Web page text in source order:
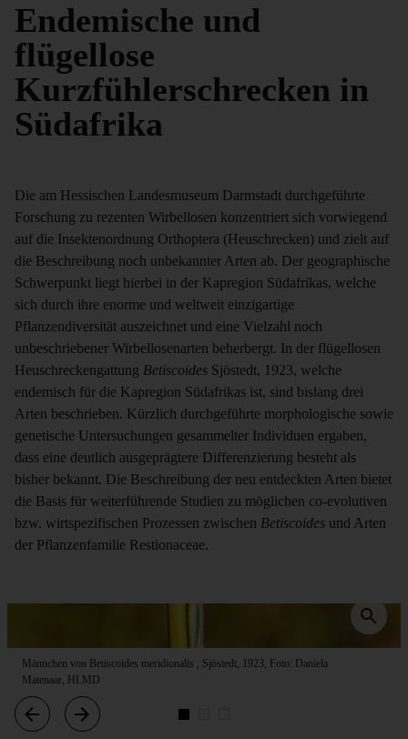
Endemische und
flügellose
Kurzfühlerschrecken in
Südafrika
Die am Hessischen Landesmuseum Darmstadt durchgeführte
Forschung zu rezenten Wirbellosen konzentriert sich vorwiegend
auf die Insektenordnung Orthoptera (Heuschrecken) und zielt auf
die Beschreibung noch unbekannter Arten ab. Der geographische
Schwerpunkt liegt hierbei in der Kapregion Südafrikas, welche
sich durch ihre enorme und weltweit einzigartige
Pflanzendiversität auszeichnet und eine Vielzahl noch
unbeschriebener Wirbellosenarten beherbergt. In der flügellosen
Heuschreckengattung Betiscoides Sjöstedt, 1923, welche
endemisch für die Kapregion Südafrikas ist, sind bislang drei
Arten beschrieben. Kürzlich durchgeführte morphologische sowie
genetische Untersuchungen gesammelter Individuen ergaben,
dass eine deutlich ausgeprägtere Differenzierung besteht als
bisher bekannt. Die Beschreibung der neu entdeckten Arten bietet
die Basis für weiterführende Studien zu möglichen co-evolutiven
bzw. wirtspezifischen Prozessen zwischen Betiscoides und Arten
der Pflanzenfamilie Restionaceae.
Männchen von Betiscoides meridionalis , Sjöstedt, 1923, Foto: Daniela
Matenaar, HLMD